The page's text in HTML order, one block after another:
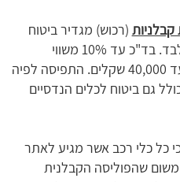
(רכוש) מגדיר ביטוח
לציוד קל ומתקנים עד תקרה בלבד. בד"כ עד 10% משווי
הפרויקט ובשווי של פריט בודד עד 40,000 שקלים. התפיסה לפיה
גם ביטוח לכלים הנדסיים
כל כלי רכב אשר מגיע לאתר
שהפוליסה הקבלנית